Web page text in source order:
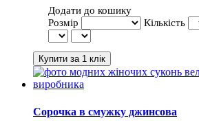
Додати до кошику
Розмір
Кількість
Сорочка в смужку джинсова